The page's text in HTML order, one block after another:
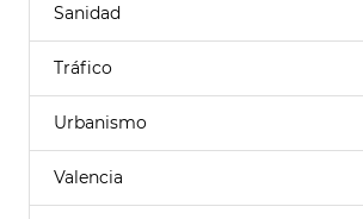
Sanidad
Tráfico
Urbanismo
Valencia